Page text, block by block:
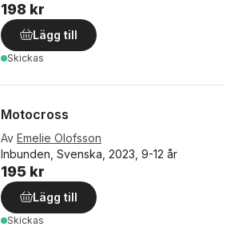
198 kr
Lägg till
Skickas
Motocross
Av Emelie Olofsson
Inbunden, Svenska, 2023, 9-12 år
195 kr
Lägg till
Skickas